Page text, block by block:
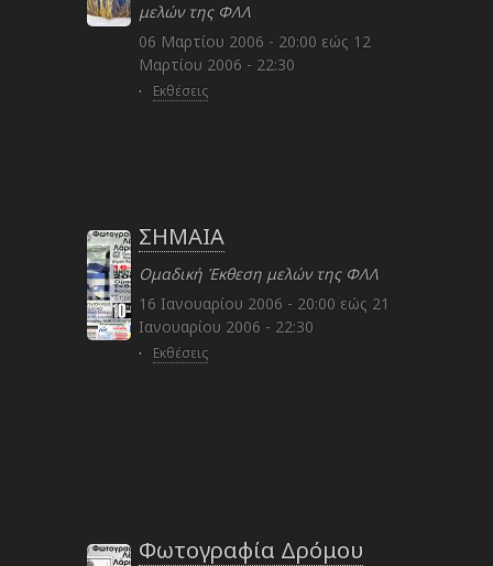
μελών της ΦΛΛ
06 Μαρτίου 2006 - 20:00 εώς 12
Μαρτίου 2006 - 22:30
· Εκθέσεις
ΣΗΜΑΙΑ
Ομαδική Έκθεση μελών της ΦΛΛ
16 Ιανουαρίου 2006 - 20:00 εώς 21
Ιανουαρίου 2006 - 22:30
· Εκθέσεις
Φωτογραφία Δρόμου